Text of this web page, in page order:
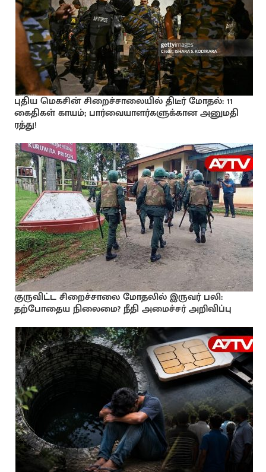
புதிய மெகசின் சிறைச்சாலையில் திடீர் மோதல்: 11
கைதிகள் காயம்; பார்வையாளர்களுக்கான அனுமதி
ரத்து!
குருவிட்ட சிறைச்சாலை மோதலில் இருவர் பலி:
தற்போதைய நிலைமை? நீதி அமைச்சர் அறிவிப்பு